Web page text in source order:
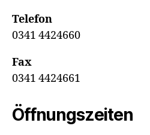
Telefon
0341 4424660
Fax
0341 4424661
Öffnungszeiten